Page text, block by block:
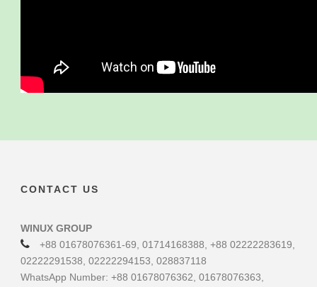
CONTACT US
WINUX GROUP
+88 01678076361-69, 01714168388, +88 02222283619,
02222291538, 02222294153, 028837118
WhatsApp Number: +88 01678076362, 01678076363,